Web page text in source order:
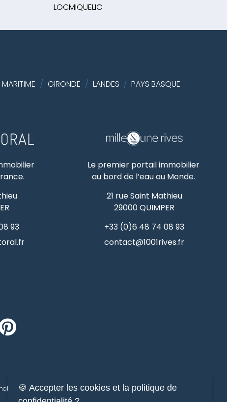
LOCMIQUELIC
/ GIRONDE / LANDES / PAYS BASQUE
93
Le premier portail immobilier
au bord de l’eau au Monde.
21 rue Saint Mathieu
29000QUIMPER
+33 (0)6 48 74 08 93
contact@1001rives.fr
de prestige
Immobilier
🍪 Accepter les cookies et la politique de